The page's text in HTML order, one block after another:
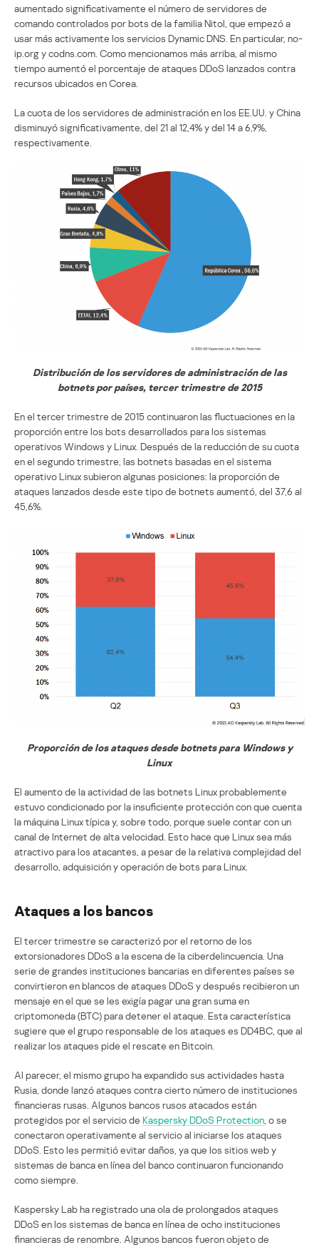
aumentado significativamente el número de servidores de
comando controlados por bots de la familia Nitol, que empezó a
usar más activamente los servicios Dynamic DNS. En particular, no-
ip.org y codns.com. Como mencionamos más arriba, al mismo
tiempo aumentó el porcentaje de ataques DDoS lanzados contra
recursos ubicados en Corea.
La cuota de los servidores de administración en los EE.UU. y China
disminuyó significativamente, del 21 al 12,4% y del 14 a 6,9%,
respectivamente.
Distribución de los servidores de administración de las
botnets por países, tercer trimestre de 2015
En el tercer trimestre de 2015 continuaron las fluctuaciones en la
proporción entre los bots desarrollados para los sistemas
operativos Windows y Linux. Después de la reducción de su cuota
en el segundo trimestre, las botnets basadas en el sistema
operativo Linux subieron algunas posiciones: la proporción de
ataques lanzados desde este tipo de botnets aumentó, del 37,6 al
45,6%.
Proporción de los ataques desde botnets para Windows y
Linux
El aumento de la actividad de las botnets Linux probablemente
estuvo condicionado por la insuficiente protección con que cuenta
la máquina Linux típica y, sobre todo, porque suele contar con un
canal de Internet de alta velocidad. Esto hace que Linux sea más
atractivo para los atacantes, a pesar de la relativa complejidad del
desarrollo, adquisición y operación de bots para Linux.
Ataques a los bancos
El tercer trimestre se caracterizó por el retorno de los
extorsionadores DDoS a la escena de la ciberdelincuencia. Una
serie de grandes instituciones bancarias en diferentes países se
convirtieron en blancos de ataques DDoS y después recibieron un
mensaje en el que se les exigía pagar una gran suma en
criptomoneda (BTC) para detener el ataque. Esta característica
sugiere que el grupo responsable de los ataques es DD4BC, que al
realizar los ataques pide el rescate en Bitcoin.
Al parecer, el mismo grupo ha expandido sus actividades hasta
Rusia, donde lanzó ataques contra cierto número de instituciones
financieras rusas. Algunos bancos rusos atacados están
protegidos por el servicio de Kaspersky DDoS Protection , o se
conectaron operativamente al servicio al iniciarse los ataques
DDoS. Esto les permitió evitar daños, ya que los sitios web y
sistemas de banca en línea del banco continuaron funcionando
como siempre.
Kaspersky Lab ha registrado una ola de prolongados ataques
DDoS en los sistemas de banca en línea de ocho instituciones
financieras de renombre. Algunos bancos fueron objeto de